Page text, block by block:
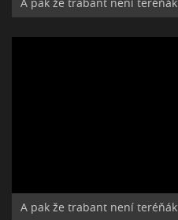
A pak že trabant není teréňák